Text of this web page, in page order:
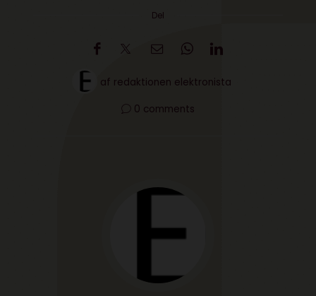
Del
af redaktionen elektronista
0 comments